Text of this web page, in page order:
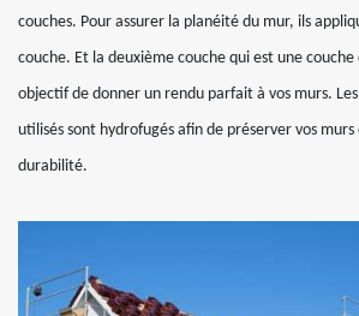
couches. Pour assurer la planéité du mur, ils
couche. Et la deuxième couche qui est une
objectif de donner un rendu parfait à vos murs.
utilisés sont hydrofugés afin de préserver vos
durabilité.